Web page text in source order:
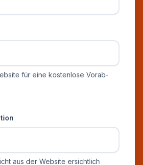
für eine kostenlose Vorab-
aus der Website ersichtlich